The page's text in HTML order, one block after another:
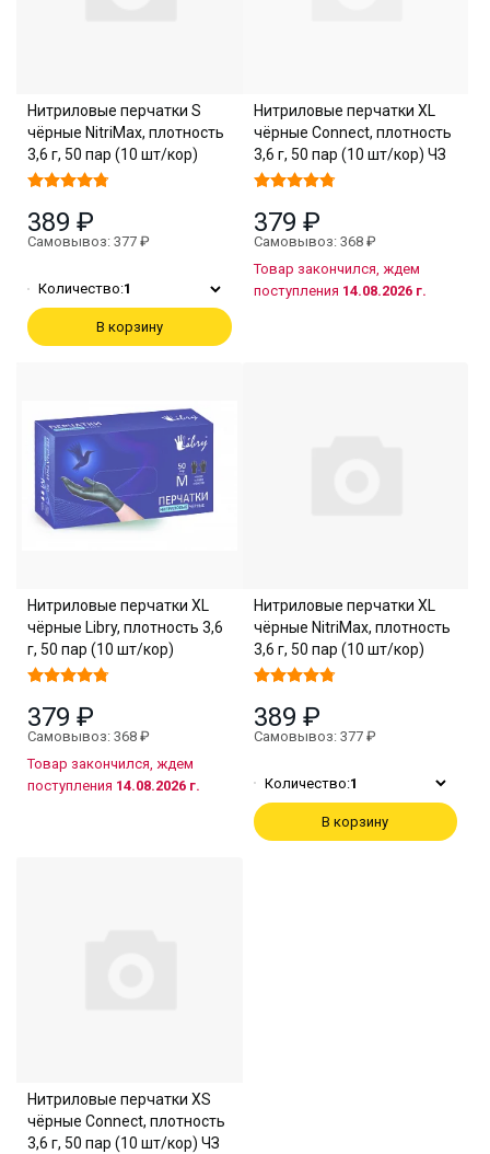
Нитриловые перчатки S
чёрные NitriMax, плотность
3,6 г, 50 пар (10 шт/кор)
389 ₽
Самовывоз: 377 ₽
Количество:1
В корзину
Нитриловые перчатки XL
чёрные Connect, плотность
3,6 г, 50 пар (10 шт/кор) ЧЗ
379 ₽
Самовывоз: 368 ₽
Товар закончился, ждем
поступления 14.08.2026 г.
Нитриловые перчатки XL
чёрные Libry, плотность 3,6
г, 50 пар (10 шт/кор)
379 ₽
Самовывоз: 368 ₽
Товар закончился, ждем
поступления 14.08.2026 г.
Нитриловые перчатки XL
чёрные NitriMax, плотность
3,6 г, 50 пар (10 шт/кор)
389 ₽
Самовывоз: 377 ₽
Количество:1
В корзину
Нитриловые перчатки XS
чёрные Connect, плотность
3,6 г, 50 пар (10 шт/кор) ЧЗ